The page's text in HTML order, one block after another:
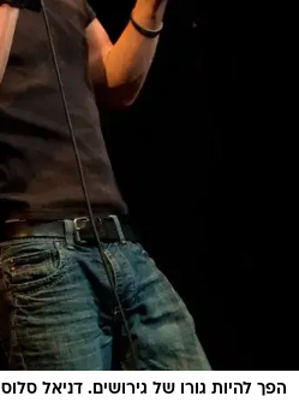
הפך להיות גורו של גירושים. דניאל סלוס